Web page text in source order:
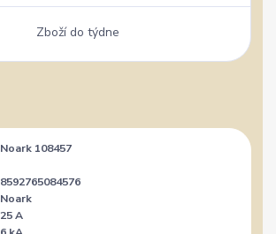
Zboží do týdne
Noark 108457
8592765084576
Noark
25 A